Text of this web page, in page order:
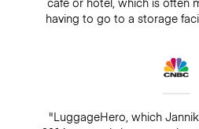
having to go to a storage
"LuggageHero, which